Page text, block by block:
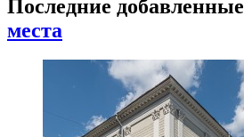
Последние добавленные
места